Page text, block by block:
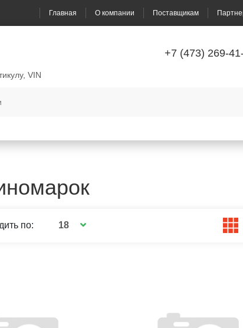
Главная О компании Поставщикам
+7 (473) 269-
VIN
по: 18